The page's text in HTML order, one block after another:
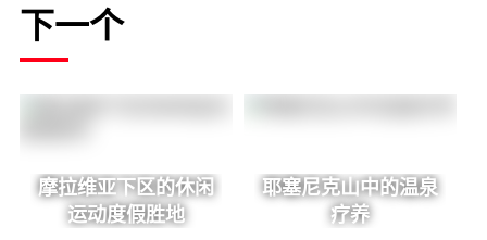
下一个
摩拉维亚下区的休闲
运动度假胜地
耶塞尼克山中的温泉
疗养